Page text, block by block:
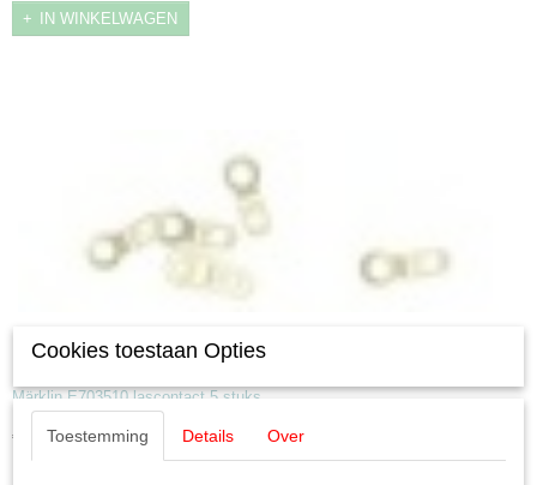
IN WINKELWAGEN
Märklin E703510 lascontact 5 stuks
€ 1,90
Cookies toestaan Opties
Toestemming Details Over